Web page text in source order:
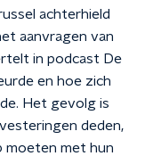
achterhield
aanvragen van
in podcast De
en hoe zich
Het gevolg is
deden,
moeten met hun